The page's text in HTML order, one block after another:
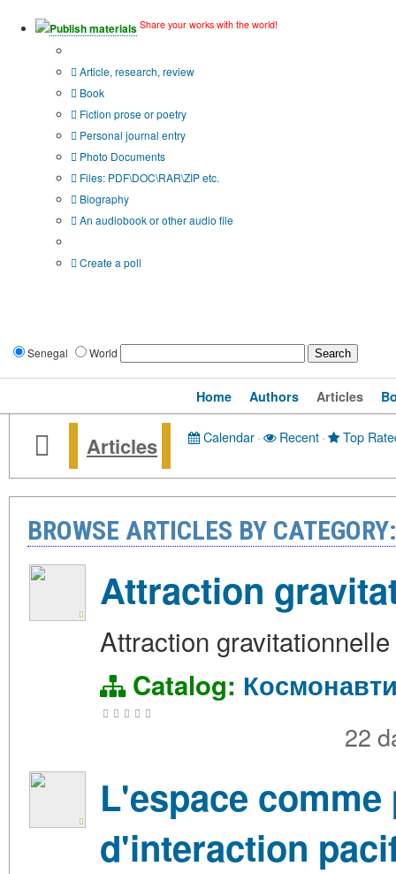
Publish materials Share your works with the world!
Article, research, review
Book
Fiction prose or poetry
Personal journal entry
Photo Documents
Files: PDF\DOC\RAR\ZIP etc.
Biography
An audiobook or other audio file
Create a poll
Senegal World
Home Authors Articles
Articles Calendar· Recent· Top
BROWSE ARTICLES BY
Attraction
Attraction
Catalog:
22
L'espace
d'interaction